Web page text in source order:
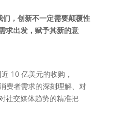
，创新不一定需要颠覆性
求出发，赋予其新的意
10 亿美元的收购，
费者需求的深刻理解、对
社交媒体趋势的精准把